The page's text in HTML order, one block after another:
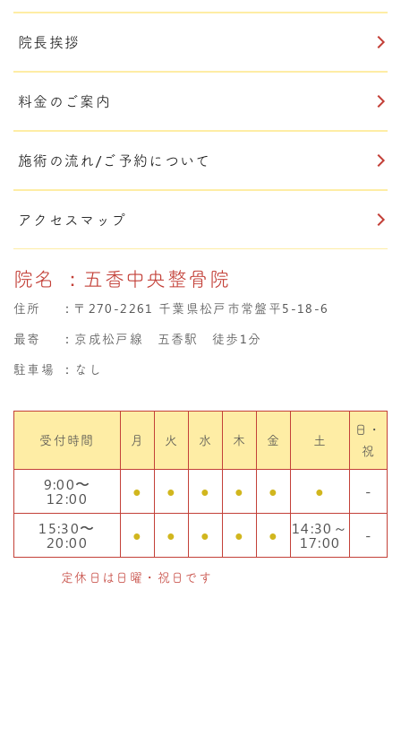
院長挨拶
料金のご案内
施術の流れ/ご予約について
アクセスマップ
院名 ：五香中央整骨院
住所 ： 〒270-2261 千葉県松戸市常盤平5-18-6
最寄
：京成松戸線 五香駅 徒歩1分
駐車場
：なし
受付時間 月 火 水 木 金 土
日・
祝
9:00〜
12:00 ● ● ● ● ● ●
-
15:30〜
20:00 ● ● ● ● ● 14:30～
17:00 -
定休日は日曜・祝日です